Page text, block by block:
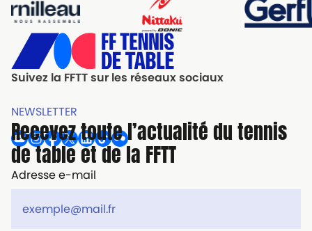
Suivez la FFTT sur les réseaux sociaux
NEWSLETTER
Recevez toute l’actualité du tennis
de table et de la FFTT
Adresse e-mail